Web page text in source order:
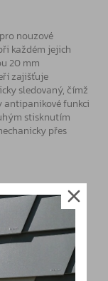
nouzové
každém jejich
20 mm
zajišťuje
sledovaný, čímž
antipanikové funkci
stisknutím
přes